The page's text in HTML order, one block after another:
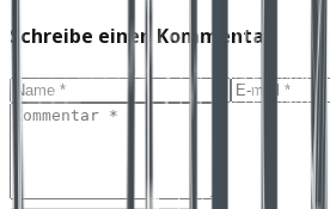
Schreibe einen Kommentar